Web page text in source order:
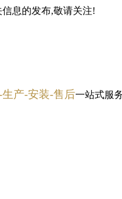
息的发布,敬请关注!
产-安装-售后一站式服